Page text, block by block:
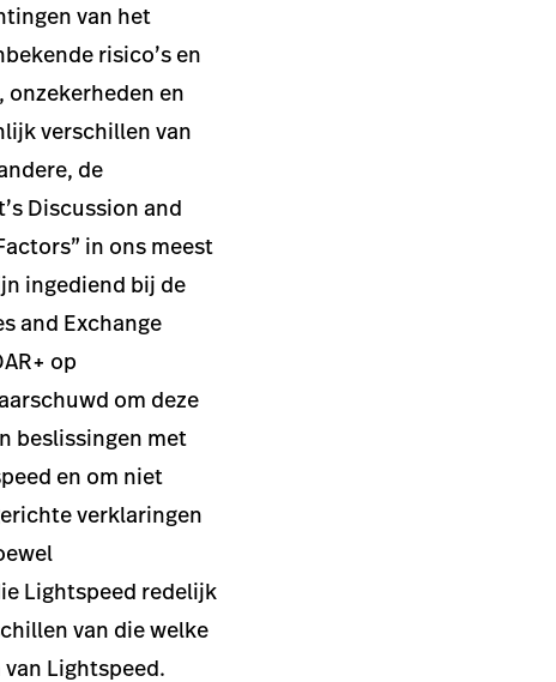
van het
risico’s en
onzekerheden en
verschillen van
de
Discussion and
in ons meest
ingediend bij de
and Exchange
op
om deze
beslissingen met
en om niet
verklaringen
Lightspeed redelijk
van die welke
Lightspeed.